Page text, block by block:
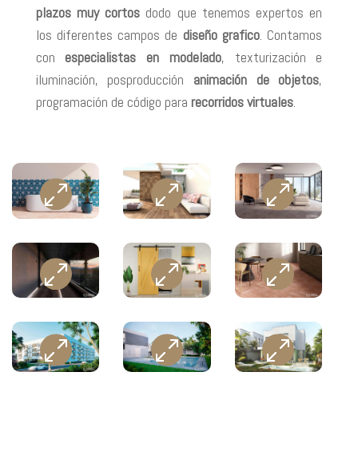
plazos muy cortos dodo que tenemos expertos en
los diferentes campos de diseño grafico. Contamos
con especialistas en modelado, texturización e
iluminación, posproducción animación de objetos,
programación de código para recorridos virtuales.